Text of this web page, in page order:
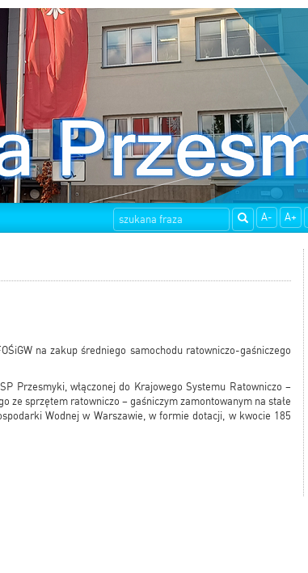
A- A+
na zakup średniego samochodu ratowniczo-gaśniczego
Przesmyki, włączonej do Krajowego Systemu Ratowniczo –
ze sprzętem ratowniczo – gaśniczym zamontowanym na stałe
Wodnej w Warszawie, w formie dotacji, w kwocie 185